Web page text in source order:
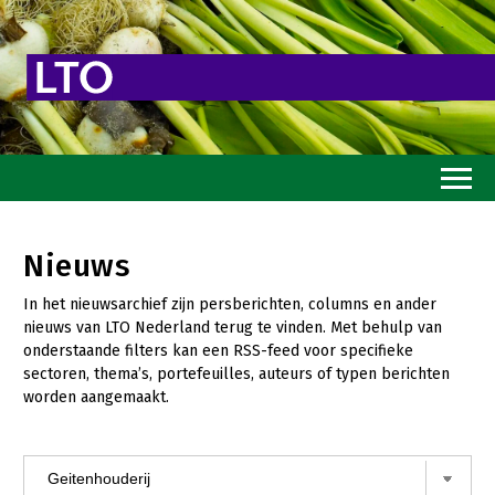
Toekomstvisie
Goed eten
Mooi groen
Sterk ondernemerschap
Nieuws
In het nieuwsarchief zijn persberichten, columns en ander
nieuws van LTO Nederland terug te vinden. Met behulp van
onderstaande filters kan een RSS-feed voor specifieke
sectoren, thema’s, portefeuilles, auteurs of typen berichten
worden aangemaakt.